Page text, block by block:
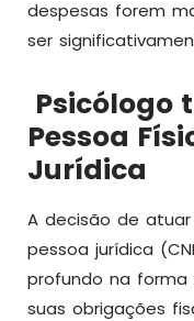
despesas forem
ser
Psicólogo
Pessoa
Jurídica
A decisão de
pessoa jurídica
profundo na forma
suas obrigações